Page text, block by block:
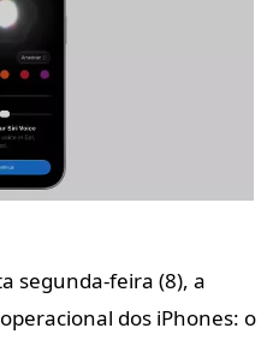
segunda-feira (8), a
dos iPhones: o